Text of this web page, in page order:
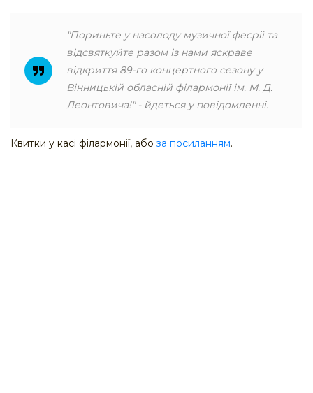
"Пориньте у насолоду музичної феєрії та
відсвяткуйте разом із нами яскраве
відкриття 89-го концертного сезону у
Вінницькій обласній філармонії ім. М. Д.
Леонтовича!" - йдеться у повідомленні.
Квитки у касі філармонії, або за посиланням.